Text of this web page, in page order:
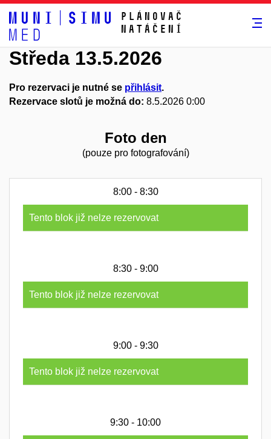
Plánovač
natáčení
Středa 13.5.2026
Pro rezervaci je nutné se přihlásit.
Rezervace slotů je možná do: 8.5.2026 0:00
Foto den
(pouze pro fotografování)
8:00 - 8:30
Tento blok již nelze rezervovat
8:30 - 9:00
Tento blok již nelze rezervovat
9:00 - 9:30
Tento blok již nelze rezervovat
9:30 - 10:00